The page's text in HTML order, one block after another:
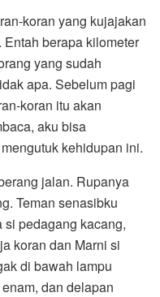
koran yang kujajakan
berapa kilometer
yang sudah
apa. Sebelum pagi
koran itu akan
aku bisa
kehidupan ini.
jalan. Rupanya
Teman senasibku
si pedagang kacang,
koran dan Marni si
di bawah lampu
dan delapan